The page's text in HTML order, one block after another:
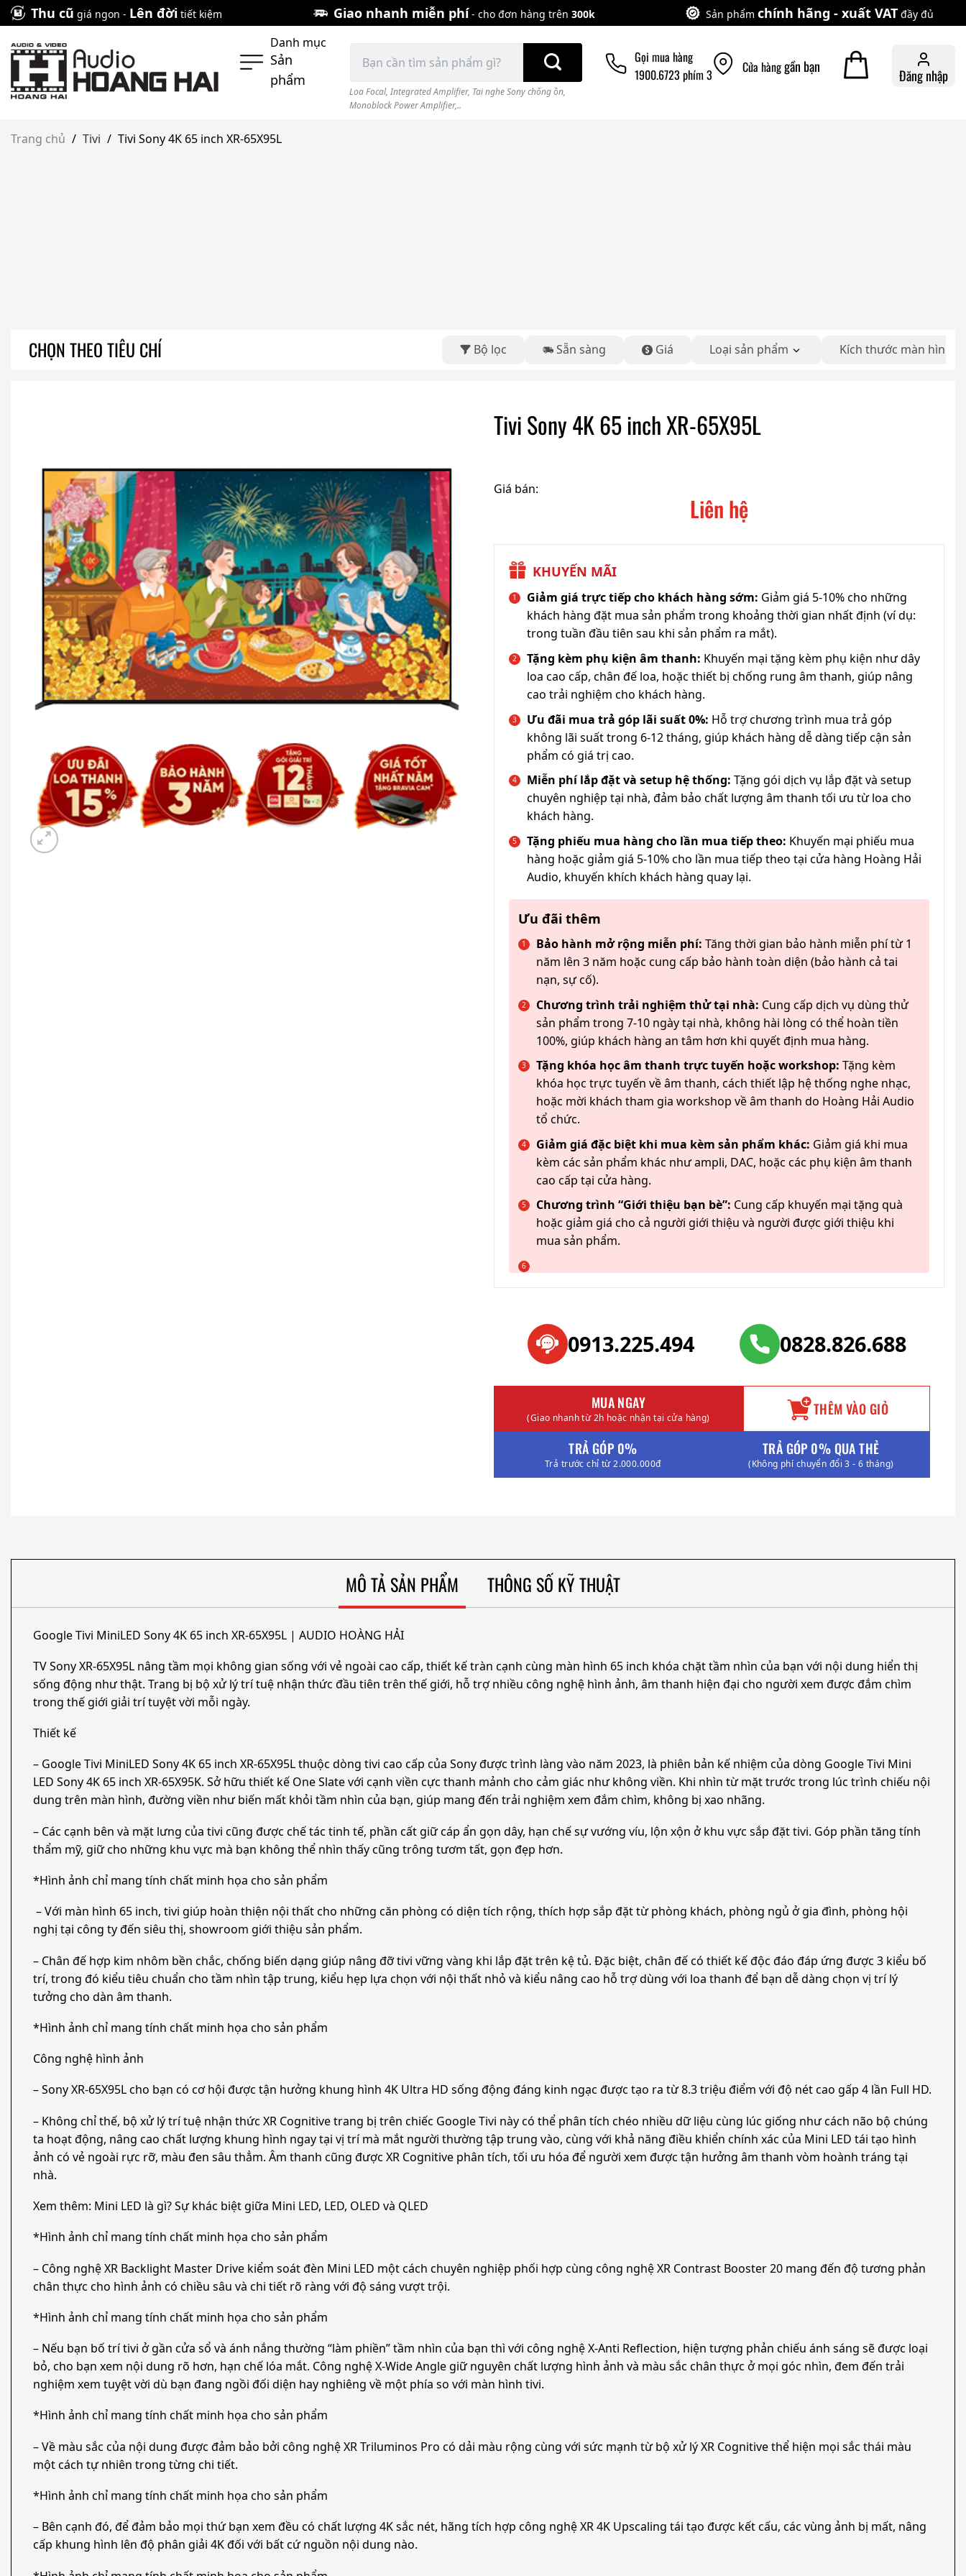
Skip
to
content
Thu cũ giá ngon - Lên đời tiết kiệm Giao nhanh miễn phí- cho đơn hàng trên 300k Sản phẩm chính hãng - xuất VAT đầy đủ
Danh mục
Sản
phẩm
kiếm:
Loa Focal, Integrated Amplifier, Tai nghe Sony chống ồn,
Monoblock Power Amplifier,..
Gọi mua hàng
1900.6723 phím 3
Cửa hànggần bạn Đăng nhập
Trang chủ / Tivi / Tivi Sony 4K 65 inch XR-65X95L
CHỌN THEO TIÊU CHÍ Bộ lọc Sẵn sàng Giá Loại sản phẩm Kích thước màn hình
Tivi Sony 4K 65 inch XR-65X95L
Giá bán:
Liên hệ
KHUYẾN MÃI
Giảm giá trực tiếp cho khách hàng sớm: Giảm giá 5-10% cho những
khách hàng đặt mua sản phẩm trong khoảng thời gian nhất định (ví dụ:
trong tuần đầu tiên sau khi sản phẩm ra mắt).
Tặng kèm phụ kiện âm thanh: Khuyến mại tặng kèm phụ kiện như dây
loa cao cấp, chân đế loa, hoặc thiết bị chống rung âm thanh, giúp nâng
cao trải nghiệm cho khách hàng.
Ưu đãi mua trả góp lãi suất 0%: Hỗ trợ chương trình mua trả góp
không lãi suất trong 6-12 tháng, giúp khách hàng dễ dàng tiếp cận sản
phẩm có giá trị cao.
Miễn phí lắp đặt và setup hệ thống: Tặng gói dịch vụ lắp đặt và setup
chuyên nghiệp tại nhà, đảm bảo chất lượng âm thanh tối ưu từ loa cho
khách hàng.
Tặng phiếu mua hàng cho lần mua tiếp theo: Khuyến mại phiếu mua
hàng hoặc giảm giá 5-10% cho lần mua tiếp theo tại cửa hàng Hoàng Hải
Audio, khuyến khích khách hàng quay lại.
Ưu đãi thêm
Bảo hành mở rộng miễn phí: Tăng thời gian bảo hành miễn phí từ 1
năm lên 3 năm hoặc cung cấp bảo hành toàn diện (bảo hành cả tai
nạn, sự cố).
Chương trình trải nghiệm thử tại nhà: Cung cấp dịch vụ dùng thử
sản phẩm trong 7-10 ngày tại nhà, không hài lòng có thể hoàn tiền
100%, giúp khách hàng an tâm hơn khi quyết định mua hàng.
Tặng khóa học âm thanh trực tuyến hoặc workshop: Tặng kèm
khóa học trực tuyến về âm thanh, cách thiết lập hệ thống nghe nhạc,
hoặc mời khách tham gia workshop về âm thanh do Hoàng Hải Audio
tổ chức.
Giảm giá đặc biệt khi mua kèm sản phẩm khác: Giảm giá khi mua
kèm các sản phẩm khác như ampli, DAC, hoặc các phụ kiện âm thanh
cao cấp tại cửa hàng.
Chương trình “Giới thiệu bạn bè”: Cung cấp khuyến mại tặng quà
hoặc giảm giá cho cả người giới thiệu và người được giới thiệu khi
mua sản phẩm.
0913.225.494 0828.826.688
MUA NGAY
(Giao nhanh từ 2h hoặc nhận tại cửa hàng) THÊM VÀO GIỎ
TRẢ GÓP 0%
Trả trước chỉ từ 2.000.000đ
TRẢ GÓP 0% QUA THẺ
(Không phí chuyển đổi 3 - 6 tháng)
MÔ TẢ SẢN PHẨM THÔNG SỐ KỸ THUẬT
Google Tivi MiniLED Sony 4K 65 inch XR-65X95L | AUDIO HOÀNG HẢI
TV Sony XR-65X95L nâng tầm mọi không gian sống với vẻ ngoài cao cấp, thiết kế tràn cạnh cùng màn hình 65 inch khóa chặt tầm nhìn của bạn với nội dung hiển thị
sống động như thật. Trang bị bộ xử lý trí tuệ nhận thức đầu tiên trên thế giới, hỗ trợ nhiều công nghệ hình ảnh, âm thanh hiện đại cho người xem được đắm chìm
trong thế giới giải trí tuyệt vời mỗi ngày.
Thiết kế
– Google Tivi MiniLED Sony 4K 65 inch XR-65X95L thuộc dòng tivi cao cấp của Sony được trình làng vào năm 2023, là phiên bản kế nhiệm của dòng Google Tivi Mini
LED Sony 4K 65 inch XR-65X95K. Sở hữu thiết kế One Slate với cạnh viền cực thanh mảnh cho cảm giác như không viền. Khi nhìn từ mặt trước trong lúc trình chiếu nội
dung trên màn hình, đường viền như biến mất khỏi tầm nhìn của bạn, giúp mang đến trải nghiệm xem đắm chìm, không bị xao nhãng.
– Các cạnh bên và mặt lưng của tivi cũng được chế tác tinh tế, phần cất giữ cáp ẩn gọn dây, hạn chế sự vướng víu, lộn xộn ở khu vực sắp đặt tivi. Góp phần tăng tính
thẩm mỹ, giữ cho những khu vực mà bạn không thể nhìn thấy cũng trông tươm tất, gọn đẹp hơn.
*Hình ảnh chỉ mang tính chất minh họa cho sản phẩm
– Với màn hình 65 inch, tivi giúp hoàn thiện nội thất cho những căn phòng có diện tích rộng, thích hợp sắp đặt từ phòng khách, phòng ngủ ở gia đình, phòng hội
nghị tại công ty đến siêu thị, showroom giới thiệu sản phẩm.
– Chân đế hợp kim nhôm bền chắc, chống biến dạng giúp nâng đỡ tivi vững vàng khi lắp đặt trên kệ tủ. Đặc biệt, chân đế có thiết kế độc đáo đáp ứng được 3 kiểu bố
trí, trong đó kiểu tiêu chuẩn cho tầm nhìn tập trung, kiểu hẹp lựa chọn với nội thất nhỏ và kiểu nâng cao hỗ trợ dùng với loa thanh để bạn dễ dàng chọn vị trí lý
tưởng cho dàn âm thanh.
*Hình ảnh chỉ mang tính chất minh họa cho sản phẩm
Công nghệ hình ảnh
– Sony XR-65X95L cho bạn có cơ hội được tận hưởng khung hình 4K Ultra HD sống động đáng kinh ngạc được tạo ra từ 8.3 triệu điểm với độ nét cao gấp 4 lần Full HD.
– Không chỉ thế, bộ xử lý trí tuệ nhận thức XR Cognitive trang bị trên chiếc Google Tivi này có thể phân tích chéo nhiều dữ liệu cùng lúc giống như cách não bộ chúng
ta hoạt động, nâng cao chất lượng khung hình ngay tại vị trí mà mắt người thường tập trung vào, cùng với khả năng điều khiển chính xác của Mini LED tái tạo hình
ảnh có vẻ ngoài rực rỡ, màu đen sâu thẳm. Âm thanh cũng được XR Cognitive phân tích, tối ưu hóa để người xem được tận hưởng âm thanh vòm hoành tráng tại
nhà.
Xem thêm: Mini LED là gì? Sự khác biệt giữa Mini LED, LED, OLED và QLED
*Hình ảnh chỉ mang tính chất minh họa cho sản phẩm
– Công nghệ XR Backlight Master Drive kiểm soát đèn Mini LED một cách chuyên nghiệp phối hợp cùng công nghệ XR Contrast Booster 20 mang đến độ tương phản
chân thực cho hình ảnh có chiều sâu và chi tiết rõ ràng với độ sáng vượt trội.
*Hình ảnh chỉ mang tính chất minh họa cho sản phẩm
– Nếu bạn bố trí tivi ở gần cửa sổ và ánh nắng thường “làm phiền” tầm nhìn của bạn thì với công nghệ X-Anti Reflection, hiện tượng phản chiếu ánh sáng sẽ được loại
bỏ, cho bạn xem nội dung rõ hơn, hạn chế lóa mắt. Công nghệ X-Wide Angle giữ nguyên chất lượng hình ảnh và màu sắc chân thực ở mọi góc nhìn, đem đến trải
nghiệm xem tuyệt vời dù bạn đang ngồi đối diện hay nghiêng về một phía so với màn hình tivi.
*Hình ảnh chỉ mang tính chất minh họa cho sản phẩm
– Về màu sắc của nội dung được đảm bảo bởi công nghệ XR Triluminos Pro có dải màu rộng cùng với sức mạnh từ bộ xử lý XR Cognitive thể hiện mọi sắc thái màu
một cách tự nhiên trong từng chi tiết.
*Hình ảnh chỉ mang tính chất minh họa cho sản phẩm
– Bên cạnh đó, để đảm bảo mọi thứ bạn xem đều có chất lượng 4K sắc nét, hãng tích hợp công nghệ XR 4K Upscaling tái tạo được kết cấu, các vùng ảnh bị mất, nâng
cấp khung hình lên độ phân giải 4K đối với bất cứ nguồn nội dung nào.